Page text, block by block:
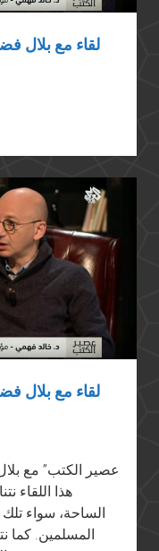
لقاء مع بلال
لقاء مع بلال
هذا اللقاء
الساحة، سواء تلك
المسلمين. كما